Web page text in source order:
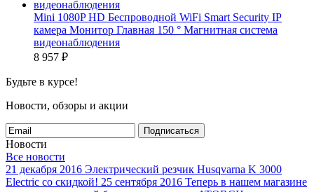
Mini 1080P HD Беспроводной WiFi Smart Security IP
камера Монитор Главная 150 ° Магнитная система
видеонаблюдения
8 957 ₽
Будьте в курсе!
Новости, обзоры и акции
Подписаться
Новости
Все новости
21 декабря 2016 Электрический резчик Husqvarna K 3000
Electric со скидкой! 25 сентября 2016 Теперь в нашем магазине